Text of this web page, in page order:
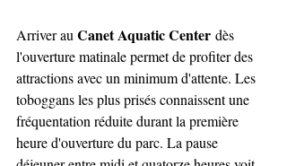
Arriver au Canet Aquatic Center dès
l'ouverture matinale permet de profiter des
attractions avec un minimum d'attente. Les
toboggans les plus prisés connaissent une
fréquentation réduite durant la première
heure d'ouverture du parc. La pause